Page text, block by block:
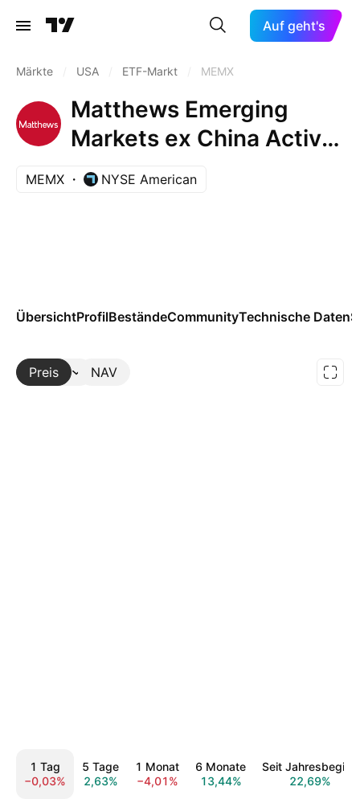
Auf geht's
Märkte USA ETF-Markt MEMX
Matthews Emerging
Markets ex China Active
ETF
MEMX NYSE American
ÜbersichtProfilBeständeCommunityTechnische Daten
Preis NAV
Mehr
1 Tag
−0,03%
5 Tage
2,63%
1 Monat
−4,01%
6 Monate
13,44%
Seit Jahresbeginn
22,69%